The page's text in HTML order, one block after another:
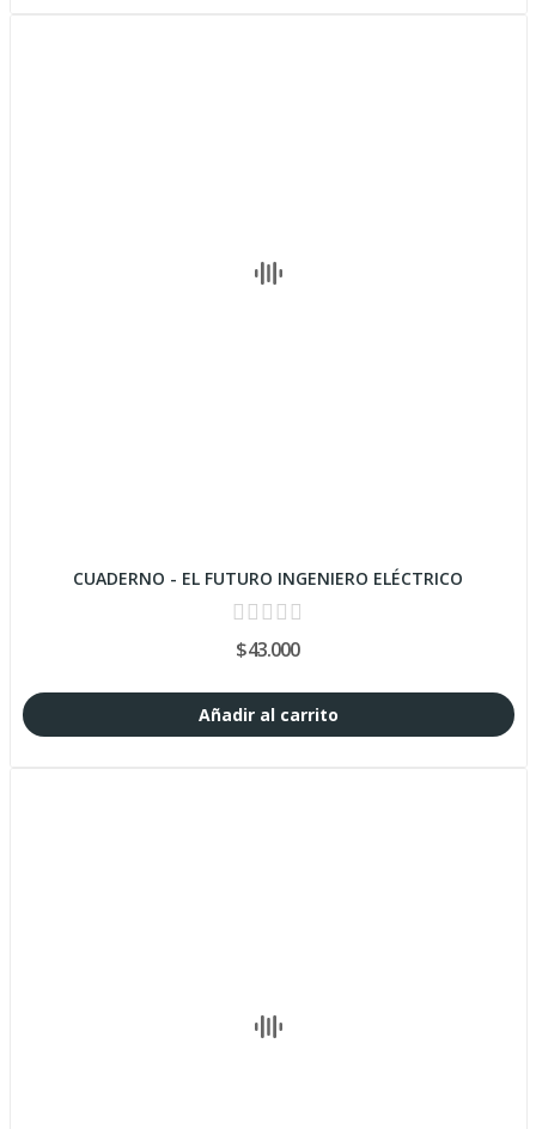
CUADERNO - EL FUTURO INGENIERO ELÉCTRICO
$43.000
Añadir al carrito